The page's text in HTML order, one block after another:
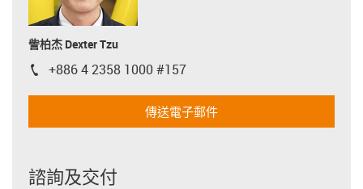
訾柏杰 Dexter Tzu
igus-icon-phone
+886 4 2358 1000 #157
傳送電子郵件
諮詢及交付